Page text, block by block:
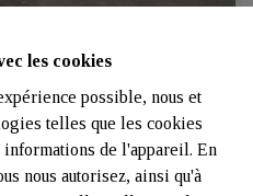
les cookies
possible, nous et
telles que les cookies
informations de l'appareil. En
nous autorisez, ainsi qu'à
- Wincrange | Jost-
| Ref: 646